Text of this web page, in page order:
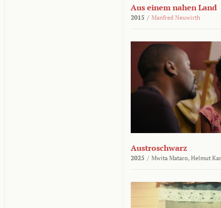
Aus einem nahen Land
2015 / Manfred Neuwirth
Austroschwarz
2025 / Mwita Mataro, Helmut